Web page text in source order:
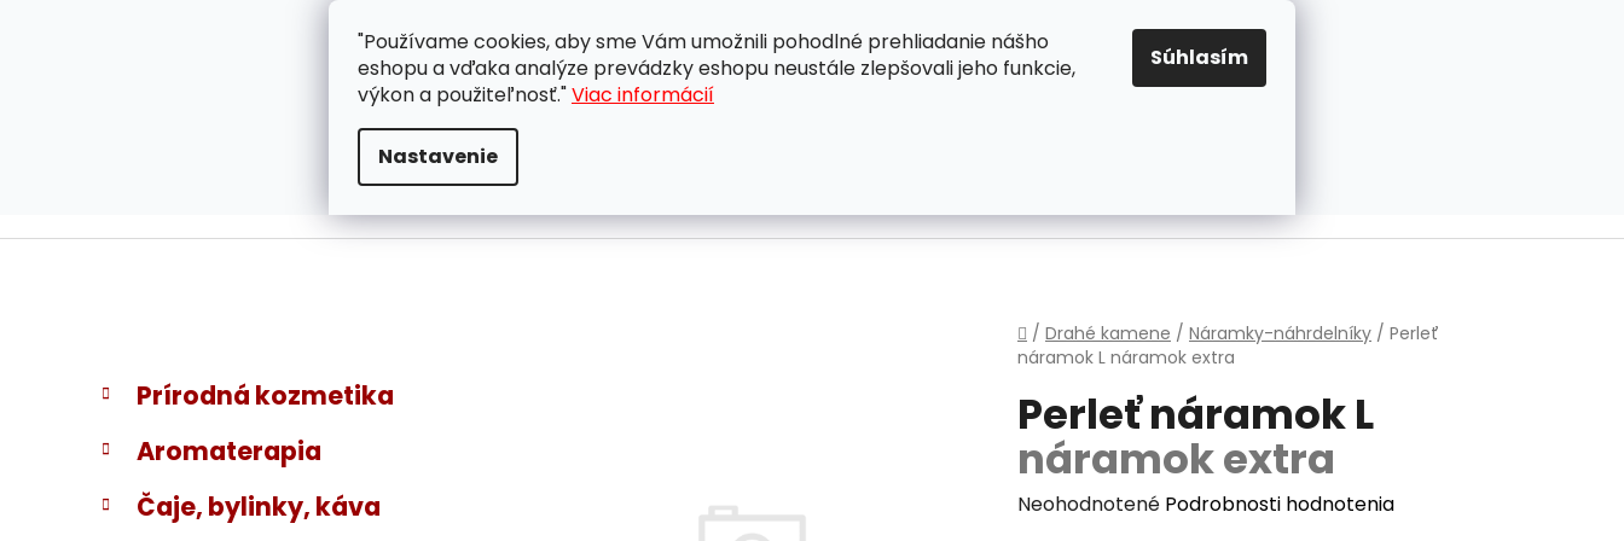
"Používame cookies, aby sme Vám umožnili pohodlné prehliadanie nášho
eshopu a vďaka analýze prevádzky eshopu neustále zlepšovali jeho funkcie,
výkon a použiteľnosť."Viac informácií
Nastavenie
Súhlasím
ZÁKAZNÍCKA PODPORA OBCHODNÉ PODMIENKY OCHRANA OSOBNÝCH ÚDAJOV PRAVIDLÁ PRE COOKIES
EUR
Domov
/ Drahé kamene / Náramky-náhrdelníky / Perleť
náramok L náramok extra
B
č
ý
Preskočiť
kategórie
K
a
t
e
ó
Prírodná kozmetika
Aromaterapia
Čaje, bylinky, káva
Perleť náramok L
náramok extra
Priemerné
Neohodnotené Podrobnosti hodnotenia